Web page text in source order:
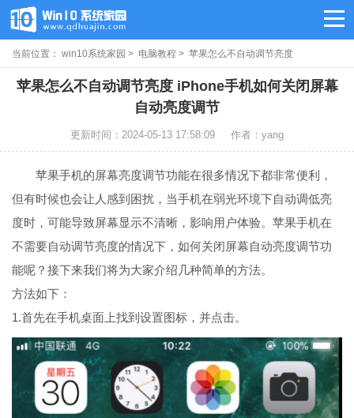
当前位置： win10系统家园 > 电脑教程 > 苹果怎么不自动调节亮度
苹果怎么不自动调节亮度 iPhone手机如何关闭屏幕
自动亮度调节
更新时间：2024-05-13 17:58:09 作者：yang
苹果手机的屏幕亮度调节功能在很多情况下都非常便利，
但有时候也会让人感到困扰，当手机在弱光环境下自动调低亮
度时，可能导致屏幕显示不清晰，影响用户体验。苹果手机在
不需要自动调节亮度的情况下，如何关闭屏幕自动亮度调节功
能呢？接下来我们将为大家介绍几种简单的方法。
方法如下：
1.首先在手机桌面上找到设置图标，并点击。